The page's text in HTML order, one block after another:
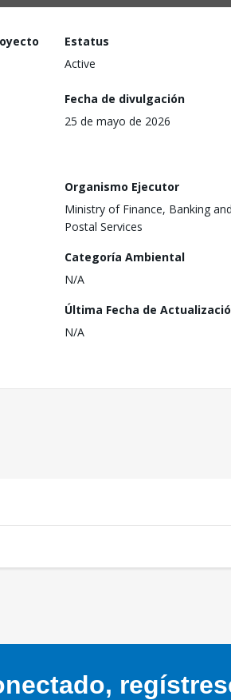
Estatus
Active
Fecha de divulgación
25 de mayo de 2026
Organismo Ejecutor
Ministry of Finance, Banking and
Postal Services
Categoría Ambiental
N/A
Última Fecha de
N/A